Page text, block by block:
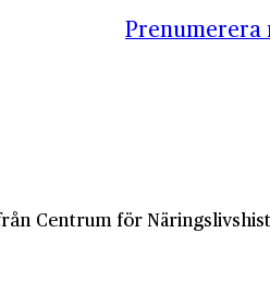
Prenumerera
Centrum för